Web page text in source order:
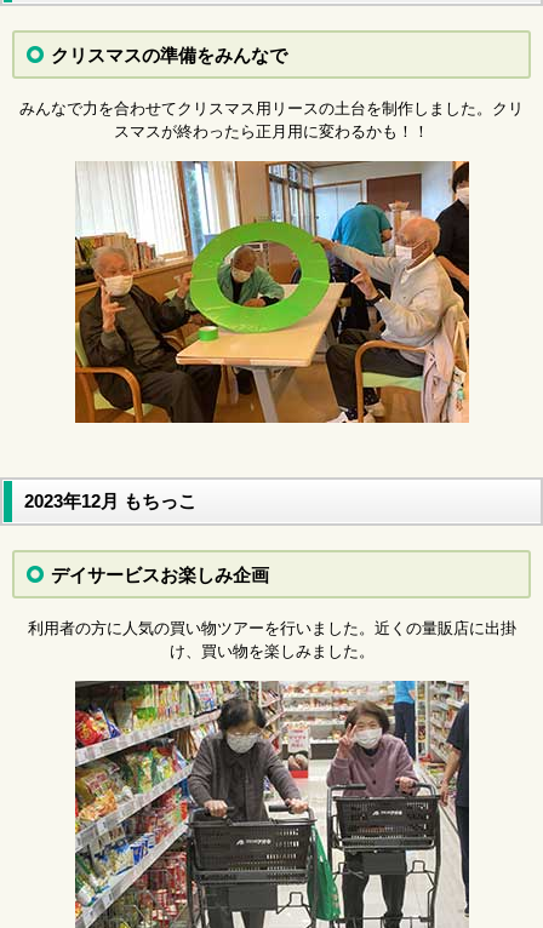
クリスマスの準備をみんなで
みんなで力を合わせてクリスマス用リースの土台を制作しました。クリ
スマスが終わったら正月用に変わるかも！！
2023年12月 もちっこ
デイサービスお楽しみ企画
利用者の方に人気の買い物ツアーを行いました。近くの量販店に出掛
け、買い物を楽しみました。